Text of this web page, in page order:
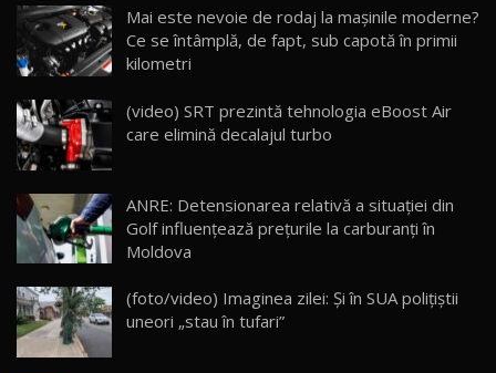
15 14:37
16
AutoBlogMD
13:10
17 20:06
Va fi modelul nr.1 BYD în Moldova? BYD Seal U
30:08
Mai este nevoie de rodaj la mașinile moderne?
Ce se întâmplă, de fapt, sub capotă în primii
kilometri
(video) SRT prezintă tehnologia eBoost Air
care elimină decalajul turbo
ANRE: Detensionarea relativă a situației din
Golf influențează prețurile la carburanți în
Moldova
(foto/video) Imaginea zilei: Și în SUA polițiștii
uneori „stau în tufari”